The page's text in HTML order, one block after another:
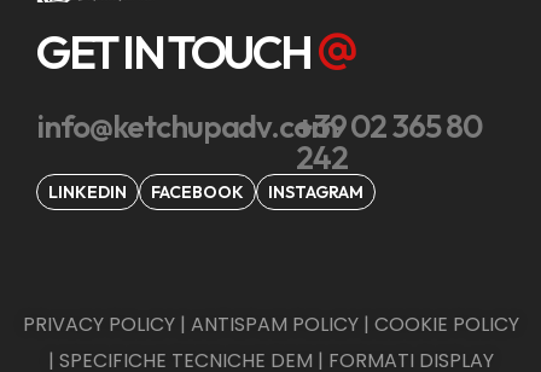
GET IN TOUCH
info@ketchupadv.com+39 02 365 80
242
LINKEDIN FACEBOOK INSTAGRAM
PRIVACY POLICY| ANTISPAM POLICY| COOKIE POLICY
| SPECIFICHE TECNICHE DEM | FORMATI DISPLAY